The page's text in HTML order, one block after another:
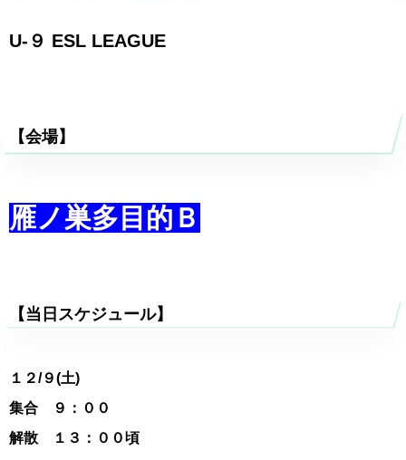
U-９ ESL LEAGUE
【会場】
雁ノ巣多目的Ｂ
【当日スケジュール】
１２/９(土)
集合 ９：００
解散 １３：００頃